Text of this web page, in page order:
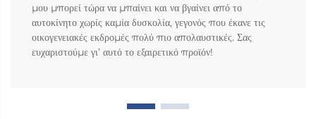
μου μπορεί τώρα να μπαίνει και να βγαίνει από το
αυτοκίνητο χωρίς καμία δυσκολία, γεγονός που έκανε τις
οικογενειακές εκδρομές πολύ πιο απολαυστικές. Σας
ευχαριστούμε γι’ αυτό το εξαιρετικό προϊόν!